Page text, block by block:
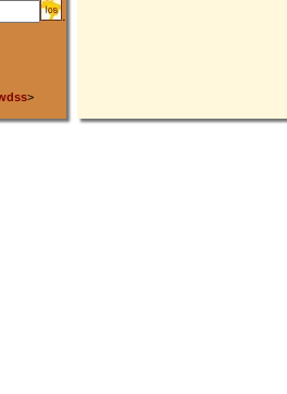
.
>